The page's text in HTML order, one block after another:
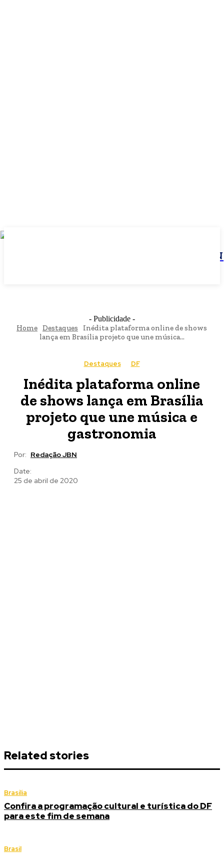
JBN
- Publicidade -
Home Destaques
Inédita plataforma online de shows
lança em Brasília projeto que une música...
Destaques DF
Inédita plataforma online
de shows lança em Brasília
projeto que une música e
gastronomia
Por: Redação JBN
Date:
25 de abril de 2020
Related stories
Brasília
Confira a programação cultural e turística do DF
para este fim de semana
Brasil